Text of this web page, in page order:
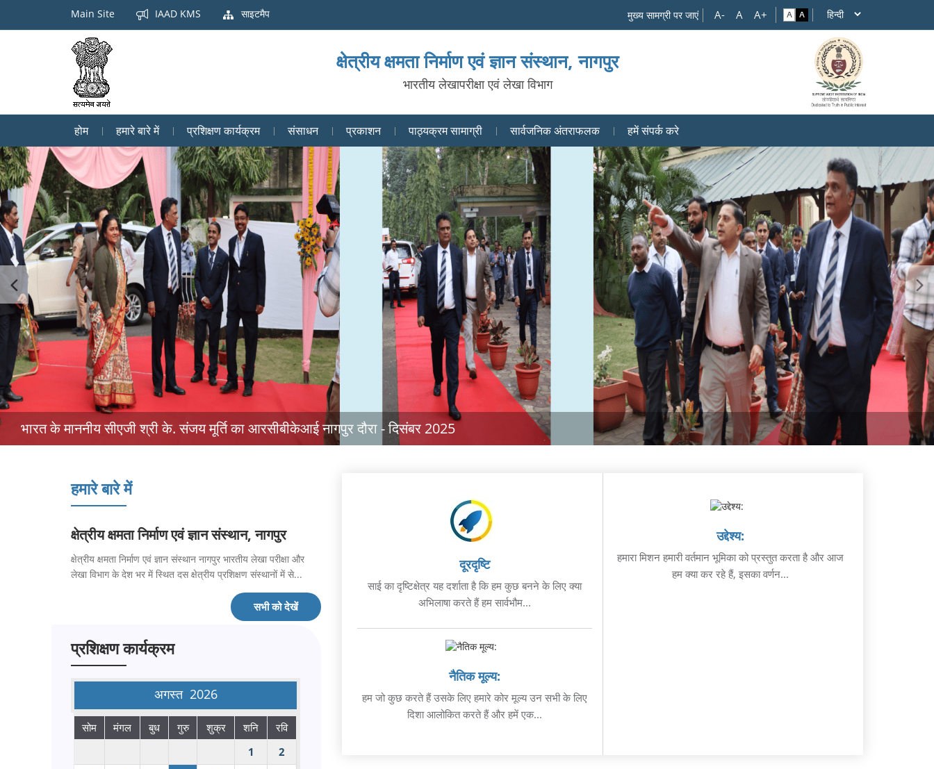
Main Site IAAD KMS साइटमैप मुख्य सामग्री पर जाएं
क्षेत्रीय क्षमता निर्माण एवं ज्ञान संस्थान, नागपुर
भारतीय लेखापरीक्षा एवं लेखा विभाग
होम हमारे बारे में प्रशिक्षण कार्यक्रम संसाधन प्रकाशन पाठ्यक्रम सामाग्री सार्वजनिक अंतराफलक हमें संपर्क करे
भारत के माननीय सीएजी श्री के. संजय मूर्ति का आरसीबीकेआई नागपुर दौरा - दिसंबर 2025
हमारे बारे में
क्षेत्रीय क्षमता निर्माण एवं ज्ञान संस्थान, नागपुर
क्षेत्रीय क्षमता निर्माण एवं ज्ञान संस्थान नागपुर भारतीय लेखा परीक्षा और
लेखा विभाग के देश भर में स्थित दस क्षेत्रीय प्रशिक्षण संस्थानों में से...
सभी को देखें
प्रशिक्षण कार्यक्रम
अगस्त 2026
सोम मंगल बुध गुरु शुक्र शनि
रवि
1
2
दूरदृष्टि
साई का दृष्टिक्षेत्र यह दर्शाता है कि हम कुछ बनने के लिए क्या
अभिलाषा करते हैं हम सार्वभौम...
उद्देश्य:
हमारा मिशन हमारी वर्तमान भूमिका को प्रस्तुत करता है और आज
हम क्या कर रहे हैं, इसका वर्णन...
नैतिक मूल्य:
हम जो कुछ करते हैं उसके लिए हमारे कोर मूल्य उन सभी के लिए
दिशा आलोकित करते हैं और हमें एक...